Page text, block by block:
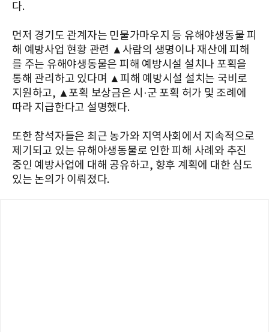
다.
먼저 경기도 관계자는 민물가마우지 등 유해야생동물 피
해 예방사업 현황 관련 ▲사람의 생명이나 재산에 피해
를 주는 유해야생동물은 피해 예방시설 설치나 포획을
통해 관리하고 있다며 ▲피해 예방시설 설치는 국비로
지원하고, ▲포획 보상금은 시·군 포획 허가 및 조례에
따라 지급한다고 설명했다.
또한 참석자들은 최근 농가와 지역사회에서 지속적으로
제기되고 있는 유해야생동물로 인한 피해 사례와 추진
중인 예방사업에 대해 공유하고, 향후 계획에 대한 심도
있는 논의가 이뤄졌다.